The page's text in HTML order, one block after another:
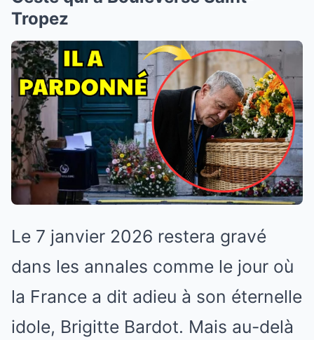
Tropez
Le 7 janvier 2026 restera gravé
dans les annales comme le jour où
la France a dit adieu à son éternelle
idole, Brigitte Bardot. Mais au-delà